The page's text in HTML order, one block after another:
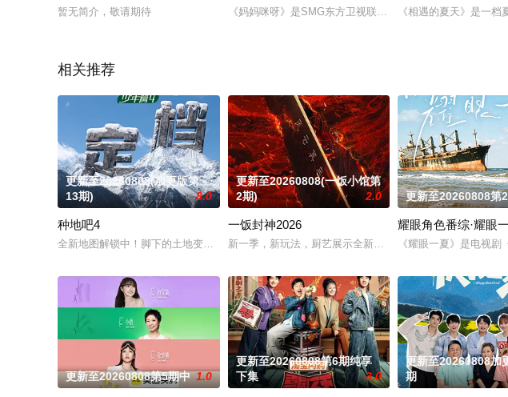
暂无简介，敬请期待 《妈妈咪呀》是SMG东方卫视联合韩国CJ推出的一档大型
《相遇的夏天》是一
相关推荐
更新至20260808(加更版第
13期)
8.0
种地吧4
全新地图解锁中！脚下的土地变了，但十个勤天那份“想把地种好”的滚烫初心不变！将“见天地之
更新至20260808(一饭小馆第
2期)
2.0
一饭封神2026
新一季，新玩法，厨艺展示全新升级！厨神级的美味将持续
更新至20260808第
耀眼角色番综·耀眼
《耀眼一夏》是电视
更新至20260808第5期中 1.0
更新至20260808第6期纯享
下集
3.0
更新至20260808加
期